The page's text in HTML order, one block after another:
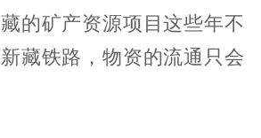
的矿产资源项目这些年不
藏铁路，物资的流通只会